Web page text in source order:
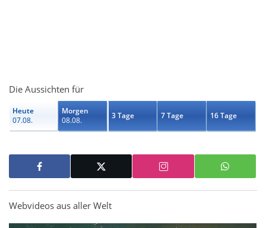
Die Aussichten für
Heute
07.08.
Morgen
08.08.
3 Tage 7 Tage 16 Tage
Webvideos aus aller Welt